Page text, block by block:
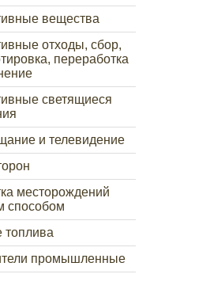
вещества
отходы, сбор,
переработка
светящиеся
и телевидение
месторождений
способом
топлива
промышленные